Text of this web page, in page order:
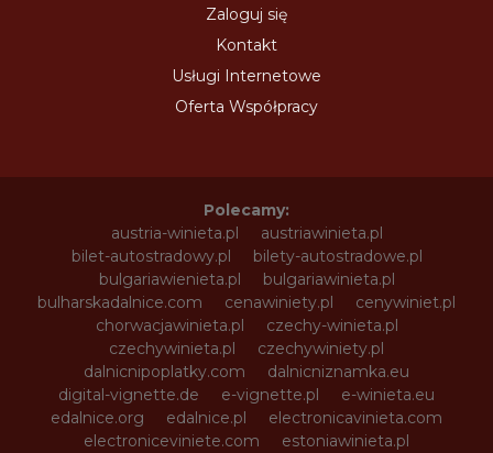
Zaloguj się
Kontakt
Usługi Internetowe
Oferta Współpracy
Polecamy:
austria-winieta.pl
austriawinieta.pl
bilet-autostradowy.pl
bilety-autostradowe.pl
bulgariawienieta.pl
bulgariawinieta.pl
bulharskadalnice.com
cenawiniety.pl
cenywiniet.pl
chorwacjawinieta.pl
czechy-winieta.pl
czechywinieta.pl
czechywiniety.pl
dalnicnipoplatky.com
dalnicniznamka.eu
digital-vignette.de
e-vignette.pl
e-winieta.eu
edalnice.org
edalnice.pl
electronicavinieta.com
electroniceviniete.com
estoniawinieta.pl